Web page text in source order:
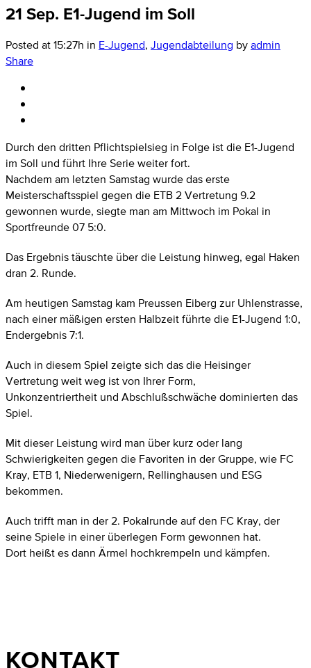
21 Sep. E1-Jugend im Soll
Posted at 15:27h in E-Jugend, Jugendabteilung byadmin
Share
Durch den dritten Pflichtspielsieg in Folge ist die E1-Jugend
im Soll und führt Ihre Serie weiter fort.
Nachdem am letzten Samstag wurde das erste
Meisterschaftsspiel gegen die ETB 2 Vertretung 9.2
gewonnen wurde, siegte man am Mittwoch im Pokal in
Sportfreunde 07 5:0.
Das Ergebnis täuschte über die Leistung hinweg, egal Haken
dran 2. Runde.
Am heutigen Samstag kam Preussen Eiberg zur Uhlenstrasse,
nach einer mäßigen ersten Halbzeit führte die E1-Jugend 1:0,
Endergebnis 7:1.
Auch in diesem Spiel zeigte sich das die Heisinger
Vertretung weit weg ist von Ihrer Form,
Unkonzentriertheit und Abschlußschwäche dominierten das
Spiel.
Mit dieser Leistung wird man über kurz oder lang
Schwierigkeiten gegen die Favoriten in der Gruppe, wie FC
Kray, ETB 1, Niederwenigern, Rellinghausen und ESG
bekommen.
Auch trifft man in der 2. Pokalrunde auf den FC Kray, der
seine Spiele in einer überlegen Form gewonnen hat.
Dort heißt es dann Ärmel hochkrempeln und kämpfen.
KONTAKT